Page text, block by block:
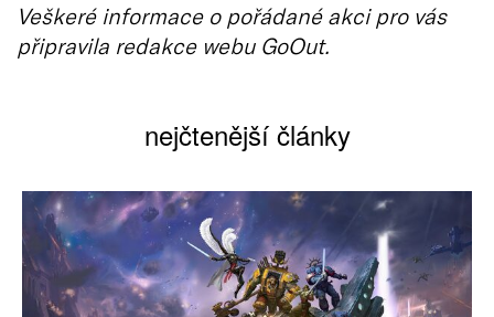
Veškeré informace o pořádané akci pro vás
připravila redakce webu GoOut.
nejčtenější články